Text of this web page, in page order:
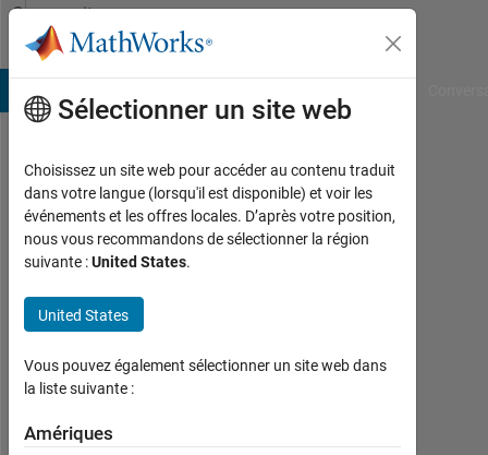
Passer au contenu
Community
Profile
Rasmus
Last
seen:
6
jours
il y a
Actif
depuis
Sélectionner un site web
Choisissez un site web pour accéder au contenu traduit
dans votre langue (lorsqu'il est disponible) et voir les
événements et les offres locales. D’après votre position,
nous vous recommandons de sélectionner la région
suivante :United States.
United States
Vous pouvez également sélectionner un site web dans
la liste suivante :
Amériques